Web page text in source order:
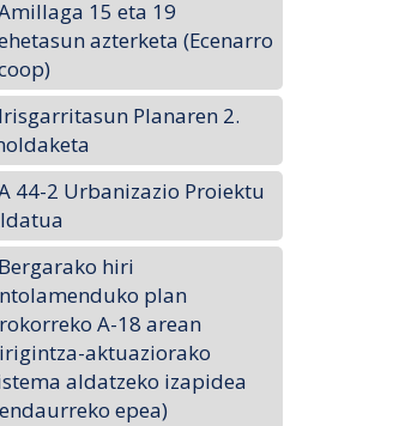
15 eta 19
azterketa (Ecenarro
Irisgarritasun Planaren 2.
44-2 Urbanizazio Proiektu
Bergarako hiri
plan
A-18 arean
aktuaziorako
aldatzeko izapidea
epea)